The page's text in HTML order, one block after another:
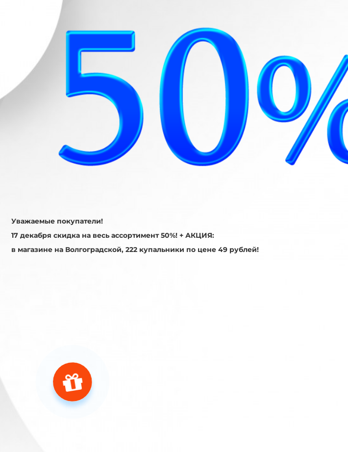
Уважаемые покупатели!
17 декабря скидка на весь ассортимент 50%! + АКЦИЯ:
в магазине на Волгоградской, 222 купальники по цене 49 рублей!